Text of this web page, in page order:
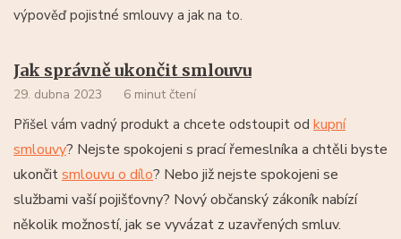
výpověď pojistné smlouvy a jak na to.
Jak správně ukončit smlouvu
29. dubna 2023 6 minut čtení
Přišel vám vadný produkt a chcete odstoupit od kupní
smlouvy? Nejste spokojeni s prací řemeslníka a chtěli byste
ukončitsmlouvu o dílo? Nebo již nejste spokojeni se
službami vaší pojišťovny? Nový občanský zákoník nabízí
několik možností, jak se vyvázat z uzavřených smluv.